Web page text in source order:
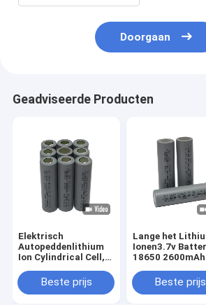
Doorgaan
Geadviseerde Producten
Elektrisch
Autopeddenlithium
Ion Cylindrical Cell,
18650 2600mah
Beste prijs
Lange het
Ionen3.7v
18650
voor
Scheerapparaat
Beste prijs